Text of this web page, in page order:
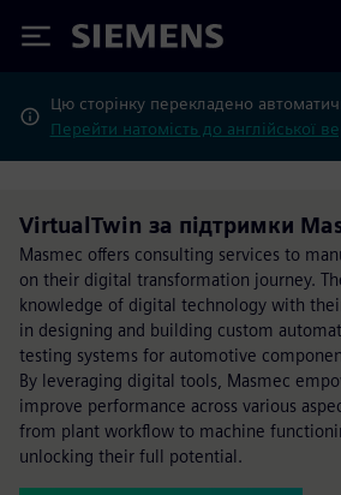
Siemens
Цю сторінку перекладено
Перейти натомість до англійської
VirtualTwin за підтримки
Masmec offers consulting services to
on their digital transformation journey.
knowledge of digital technology with
in designing and building custom
testing systems for automotive
By leveraging digital tools, Masmec
improve performance across various
from plant workflow to machine
unlocking their full potential.